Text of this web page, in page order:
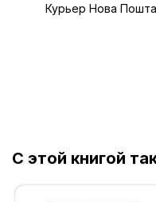
Курьер Нова Пошта
С этой книгой